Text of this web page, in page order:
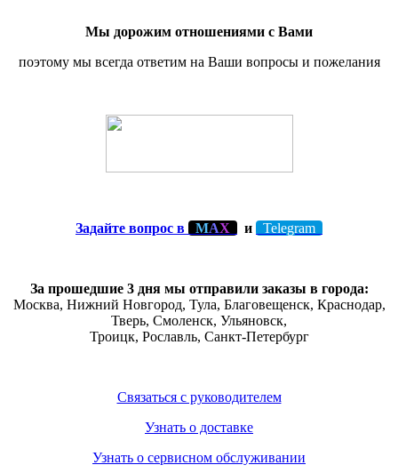
Мы дорожим отношениями с Вами
поэтому мы всегда ответим на Ваши вопросы и пожелания
Задайте вопрос в МАХ и Telegram
За прошедшие 3 дня мы отправили заказы в города:
Москва, Нижний Новгород, Тула, Благовещенск, Краснодар,
Тверь, Смоленск, Ульяновск,
Троицк, Рославль, Санкт-Петербург
Связаться с руководителем
Узнать о доставке
Узнать о сервисном обслуживании